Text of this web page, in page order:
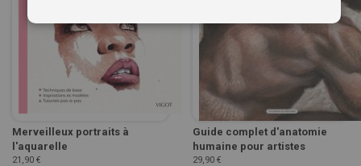
Merveilleux portraits à
l'aquarelle
21,90 €
Guide complet d'anatomie
humaine pour artistes
29,90 €